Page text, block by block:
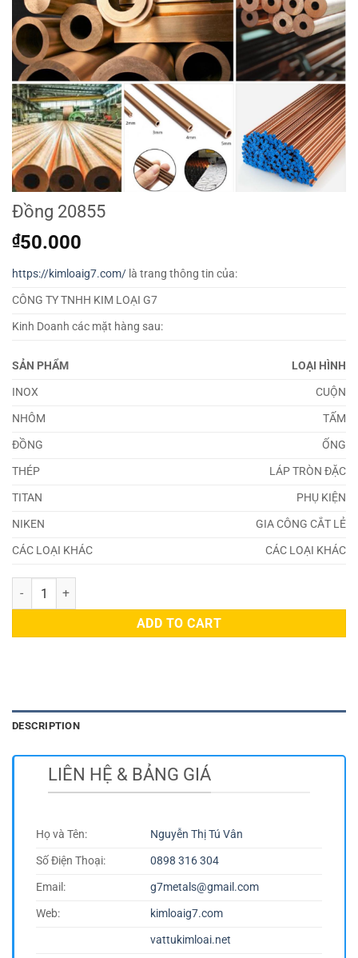
Đồng 20855
₫50.000
https://kimloaig7.com/ là trang thông tin của:
CÔNG TY TNHH KIM LOẠI G7
Kinh Doanh các mặt hàng sau:
SẢN PHẨM
LOẠI HÌNH
INOX
CUỘN
NHÔM
TẤM
ĐỒNG
ỐNG
THÉP
LÁP TRÒN ĐẶC
TITAN
PHỤ KIỆN
NIKEN
GIA CÔNG CẮT LẺ
CÁC LOẠI KHÁC
CÁC LOẠI KHÁC
Đồng 20855 quantity
ADD TO CART
DESCRIPTION
LIÊN HỆ & BẢNG GIÁ
Họ và Tên:
Nguyễn Thị Tú Vân
Số Điện Thoại:
0898 316 304
Email:
g7metals@gmail.com
Web:
kimloaig7.com
vattukimloai.net